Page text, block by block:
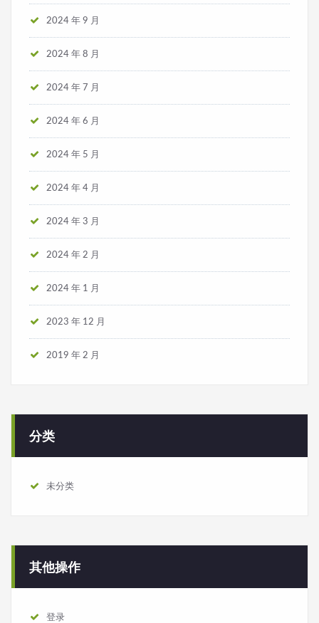
2024 年 9 月
2024 年 8 月
2024 年 7 月
2024 年 6 月
2024 年 5 月
2024 年 4 月
2024 年 3 月
2024 年 2 月
2024 年 1 月
2023 年 12 月
2019 年 2 月
分类
未分类
其他操作
登录